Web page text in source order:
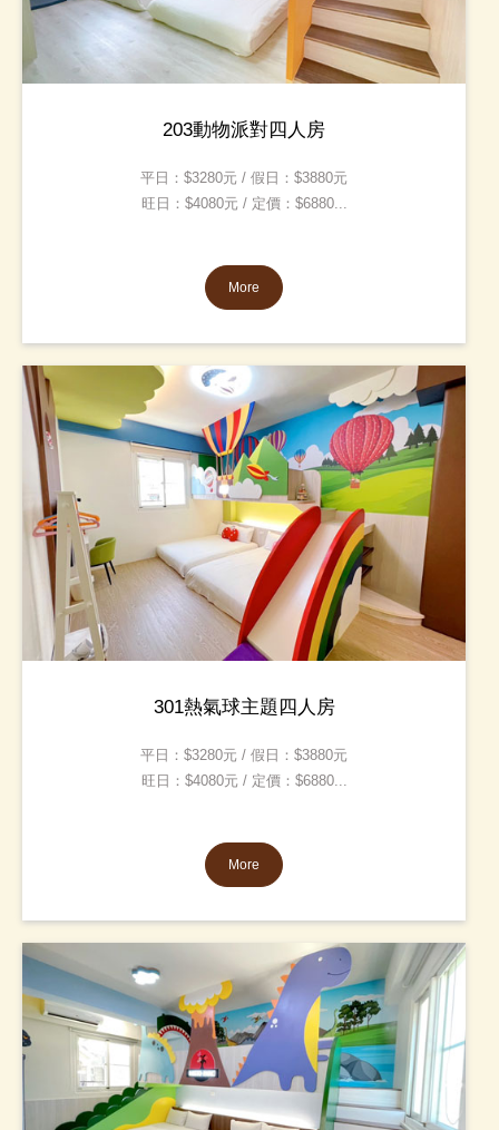
203動物派對四人房
平日：$3280元 / 假日：$3880元
旺日：$4080元 / 定價：$6880...
More
301熱氣球主題四人房
平日：$3280元 / 假日：$3880元
旺日：$4080元 / 定價：$6880...
More